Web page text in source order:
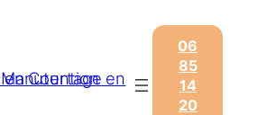
06
85
14
20